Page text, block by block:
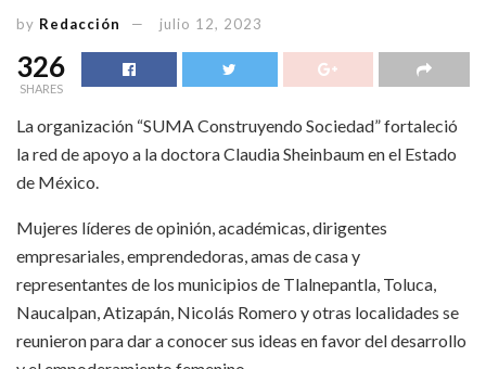
by Redacción julio 12, 2023
326
SHARES
La organización “SUMA Construyendo Sociedad” fortaleció
la red de apoyo a la doctora Claudia Sheinbaum en el Estado
de México.
Mujeres líderes de opinión, académicas, dirigentes
empresariales, emprendedoras, amas de casa y
representantes de los municipios de Tlalnepantla, Toluca,
Naucalpan, Atizapán, Nicolás Romero y otras localidades se
reunieron para dar a conocer sus ideas en favor del desarrollo